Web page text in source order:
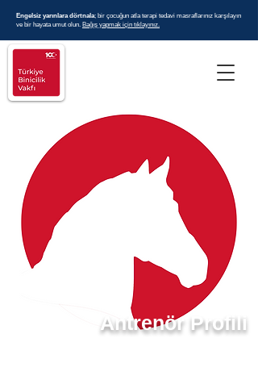
Engelsiz yarınlara dörtnala; bir çocuğun atla terapi tedavi masraflarınız karşılayın
ve bir hayata umut olun. Bağış yapmak için tıklayınız.
Antrenör Profili